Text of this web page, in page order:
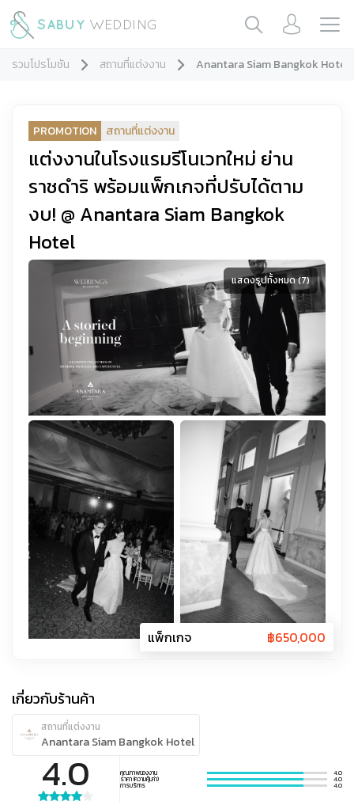
รวมโปรโมชัน สถานที่แต่งงาน Anantara Siam Bangkok Hotel
PROMOTION สถานที่แต่งงาน
แต่งงานในโรงแรมรีโนเวทใหม่ ย่าน
ราชดำริ พร้อมแพ็กเกจที่ปรับได้ตาม
งบ! ​@ Anantara Siam Bangkok
Hotel
แสดงรูปทั้งหมด (7)
แพ็กเกจ ฿650,000
เกี่ยวกับร้านค้า
สถานที่แต่งงาน
Anantara Siam Bangkok Hotel
4.0 คุณภาพของงาน 4.0
ราคา (ความคุ้มค่า) 4.0
การบริการ 4.0